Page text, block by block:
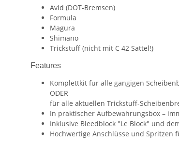
Avid (DOT-Bremsen)
Formula
Magura
Shimano
Trickstuff (nicht mit C 42 Sattel!)
Features
Komplettkit für alle gängigen
ODER
für alle aktuellen Trickstuff-
In praktischer Aufbewahrungsbox –
Inklusive Bleedblock "Le Block" und
Hochwertige Anschlüsse und Spritzen